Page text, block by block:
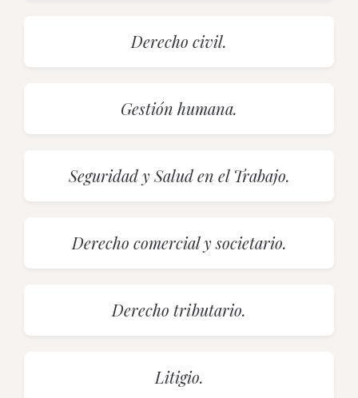
Derecho civil.
Gestión humana.
Seguridad y Salud en el Trabajo.
Derecho comercial y societario.
Derecho tributario.
Litigio.